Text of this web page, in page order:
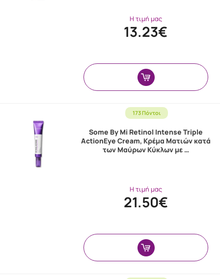
Η τιμή μας
13.23€
173 Πόντοι
Some By Mi Retinol Intense Triple
ActionEye Cream, Κρέμα Ματιών κατά
των Μαύρων Κύκλων με …
Η τιμή μας
21.50€